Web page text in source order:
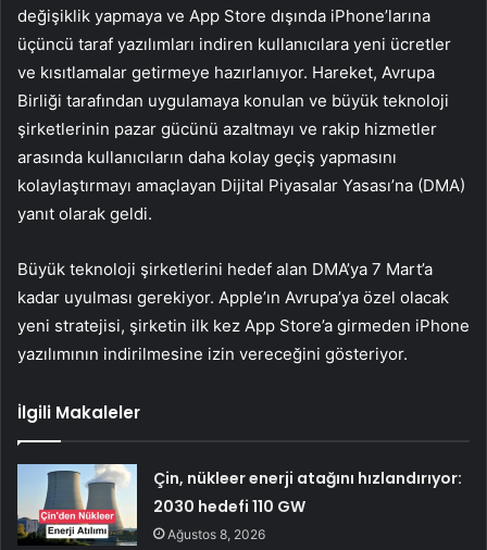
değişiklik yapmaya ve App Store dışında iPhone’larına
üçüncü taraf yazılımları indiren kullanıcılara yeni ücretler
ve kısıtlamalar getirmeye hazırlanıyor. Hareket, Avrupa
Birliği tarafından uygulamaya konulan ve büyük teknoloji
şirketlerinin pazar gücünü azaltmayı ve rakip hizmetler
arasında kullanıcıların daha kolay geçiş yapmasını
kolaylaştırmayı amaçlayan Dijital Piyasalar Yasası’na (DMA)
yanıt olarak geldi.
Büyük teknoloji şirketlerini hedef alan DMA’ya 7 Mart’a
kadar uyulması gerekiyor. Apple’ın Avrupa’ya özel olacak
yeni stratejisi, şirketin ilk kez App Store’a girmeden iPhone
yazılımının indirilmesine izin vereceğini gösteriyor.
İlgili Makaleler
Çin, nükleer enerji atağını hızlandırıyor:
2030 hedefi 110 GW
Ağustos 8, 2026